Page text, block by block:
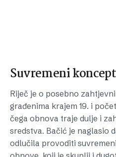
Suvremeni koncept
Riječ je o posebno
građenima krajem 19. i
čega obnova traje dulje i
sredstva. Bačić je naglasio
odlučila provoditi